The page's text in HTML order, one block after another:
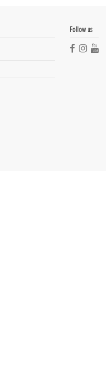
Follow us